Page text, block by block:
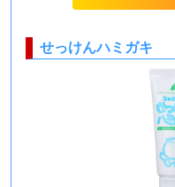
せっけんハミガキ